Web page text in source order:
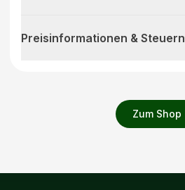
Zum Shop
Preisinformationen & Steuern